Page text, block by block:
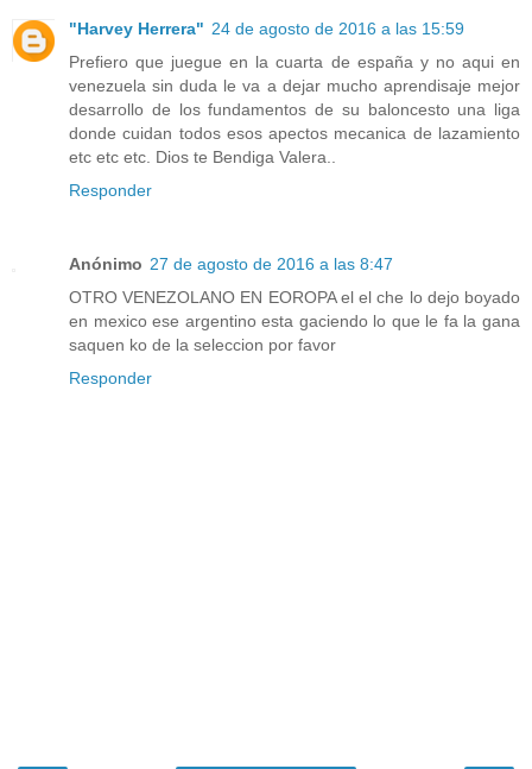
"Harvey Herrera" 24 de agosto de 2016 a las 15:59
Prefiero que juegue en la cuarta de españa y no aqui en
venezuela sin duda le va a dejar mucho aprendisaje mejor
desarrollo de los fundamentos de su baloncesto una liga
donde cuidan todos esos apectos mecanica de lazamiento
etc etc etc. Dios te Bendiga Valera..
Responder
Anónimo 27 de agosto de 2016 a las 8:47
OTRO VENEZOLANO EN EOROPA el el che lo dejo boyado
en mexico ese argentino esta gaciendo lo que le fa la gana
saquen ko de la seleccion por favor
Responder